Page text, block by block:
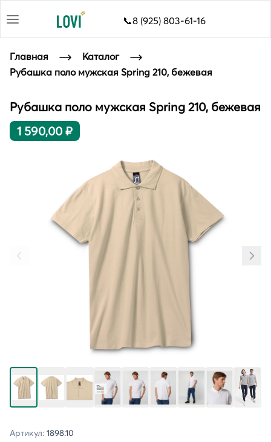
📞8 (925) 803-61-16
Главная
Каталог
Рубашка поло мужская Spring 210, бежевая
Рубашка поло мужская Spring 210, бежевая
1 590,00 ₽
Артикул: 1898.10